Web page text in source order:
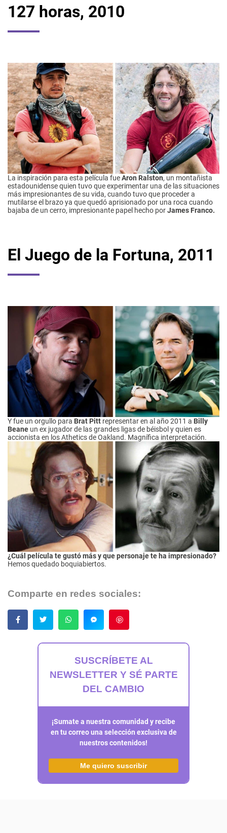
127 horas, 2010
La inspiración para esta película fueAron Ralston, un montañista
estadounidense quien tuvo que experimentar una de las situaciones
más impresionantes de su vida, cuando tuvo que proceder a
mutilarse el brazo ya que quedó aprisionado por una roca cuando
bajaba de un cerro, impresionante papel hecho porJames Franco.
El Juego de la Fortuna, 2011
Y fue un orgullo para Brat Pitt representar en al año 2011 a Billy
Beane un ex jugador de las grandes ligas de béisbol y quien es
accionista en los Athetics de Oakland. Magnífica interpretación.
¿Cuál película te gustó más y que personaje te ha impresionado?
Hemos quedado boquiabiertos.
Comparte en redes sociales:
SUSCRÍBETE AL
NEWSLETTER Y SÉ PARTE
DEL CAMBIO
¡Sumate a nuestra comunidad y recibe
en tu correo una selección exclusiva de
nuestros contenidos!
Me quiero suscribir